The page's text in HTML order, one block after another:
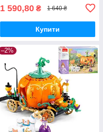
1 590,80 ₴ 1 640 ₴
Купити
–2%